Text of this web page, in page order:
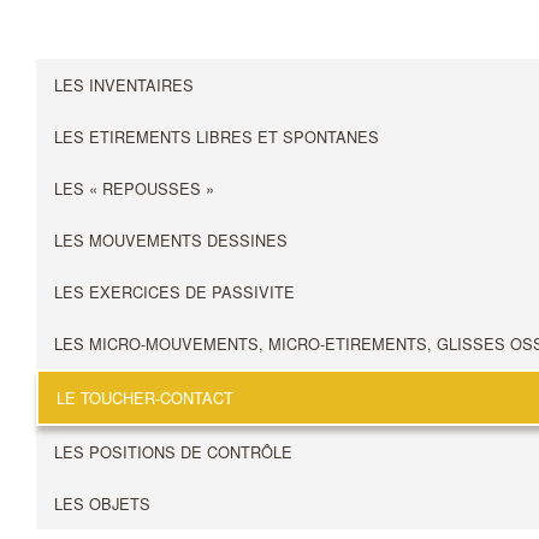
LES INVENTAIRES
LES ETIREMENTS LIBRES ET SPONTANES
LES « REPOUSSES »
LES MOUVEMENTS DESSINES
LES EXERCICES DE PASSIVITE
LES MICRO-MOUVEMENTS, MICRO-ETIREMENTS, GLISSES
LE TOUCHER-CONTACT
LES POSITIONS DE CONTRÔLE
LES OBJETS